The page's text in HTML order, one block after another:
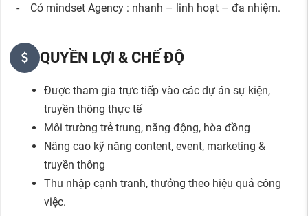
- Có mindset Agency : nhanh – linh hoạt – đa nhiệm.
QUYỀN LỢI & CHẾ ĐỘ
Được tham gia trực tiếp vào các dự án sự kiện,
truyền thông thực tế
Môi trường trẻ trung, năng động, hòa đồng
Nâng cao kỹ năng content, event, marketing &
truyền thông
Thu nhập cạnh tranh, thưởng theo hiệu quả công
việc.